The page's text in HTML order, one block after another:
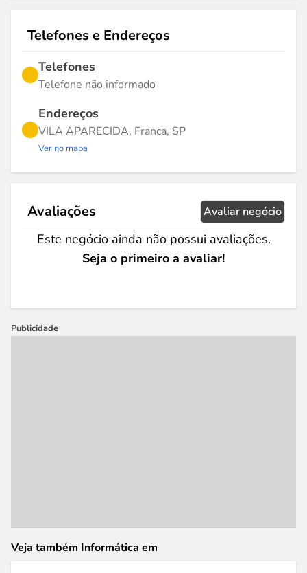
Telefones e Endereços
Telefones
Telefone não informado
Endereços
VILA APARECIDA, Franca, SP
Ver no mapa
Avaliações Avaliar negócio
Este negócio ainda não possui avaliações.
Seja o primeiro a avaliar!
Publicidade
Veja também Informática em